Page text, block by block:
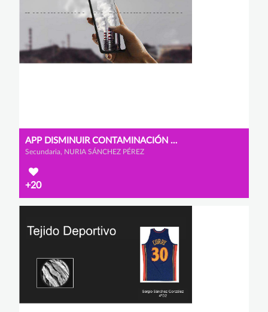
APP DISMINUIR CONTAMINACIÓN COVID
Secundaria, NURIA SÁNCHEZ PÉREZ
+20